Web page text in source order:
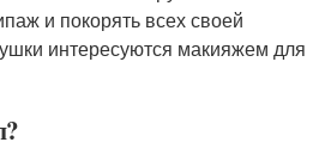
и покорять всех своей
интересуются макияжем для